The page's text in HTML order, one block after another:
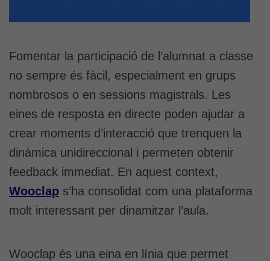
Fomentar la participació de l’alumnat a classe
no sempre és fàcil, especialment en grups
nombrosos o en sessions magistrals. Les
eines de resposta en directe poden ajudar a
crear moments d’interacció que trenquen la
dinàmica unidireccional i permeten obtenir
feedback immediat. En aquest context,
Wooclap s’ha consolidat com una plataforma
molt interessant per dinamitzar l’aula.
Wooclap és una eina en línia que permet